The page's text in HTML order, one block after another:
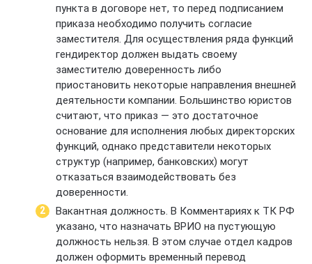
пункта в договоре нет, то перед подписанием
приказа необходимо получить согласие
заместителя. Для осуществления ряда функций
гендиректор должен выдать своему
заместителю доверенность либо
приостановить некоторые направления внешней
деятельности компании. Большинство юристов
считают, что приказ — это достаточное
основание для исполнения любых директорских
функций, однако представители некоторых
структур (например, банковских) могут
отказаться взаимодействовать без
доверенности.
Вакантная должность. В Комментариях к ТК РФ
указано, что назначать ВРИО на пустующую
должность нельзя. В этом случае отдел кадров
должен оформить временный перевод